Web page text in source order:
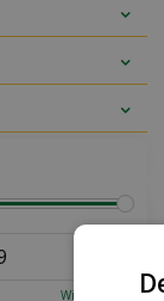
Wis selectie